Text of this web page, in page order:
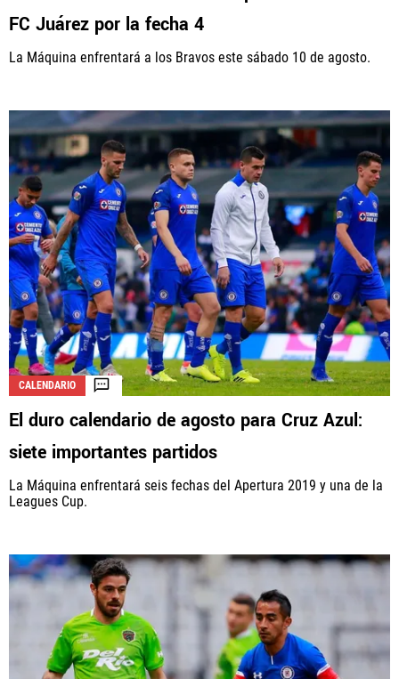
FC Juárez por la fecha 4
La Máquina enfrentará a los Bravos este sábado 10 de agosto.
CALENDARIO
El duro calendario de agosto para Cruz Azul:
siete importantes partidos
La Máquina enfrentará seis fechas del Apertura 2019 y una de la
Leagues Cup.